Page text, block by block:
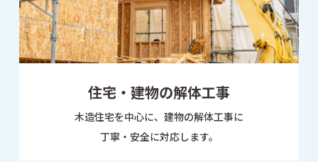
住宅・建物の解体工事
木造住宅を中心に、建物の解体工事に
丁寧・安全に対応します。